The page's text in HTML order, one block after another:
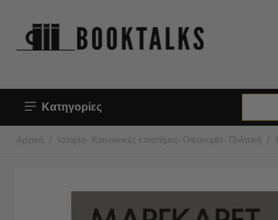
Κατηγορίες
Αρχική / Ιστορία- Κοινωνικές επιστήμες- Οικονομία- Πολιτική /